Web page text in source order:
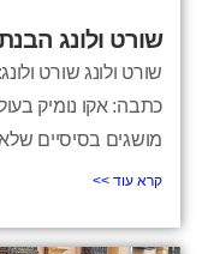
שורט ולונג
שורט ולונג שורט
כתבה: אקו נומיק
מושגים בסיסיים
קרא עוד >>